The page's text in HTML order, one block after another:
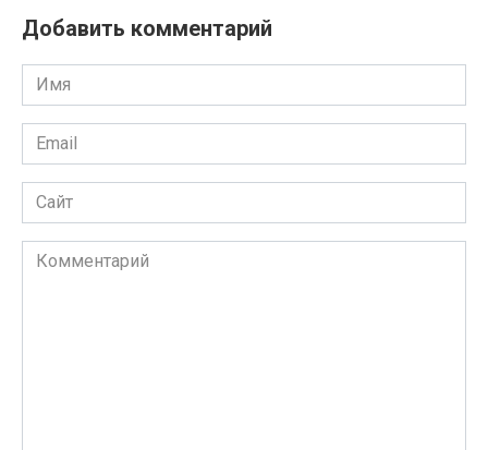
Добавить комментарий
Имя
*
Email
*
Сайт
Комментарий